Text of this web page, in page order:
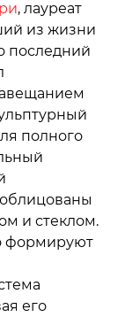
, лауреат
из жизни
последний
полного
и стеклом.
формируют
его